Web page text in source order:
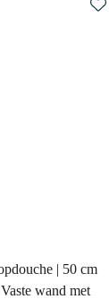
| 50 cm
wand met